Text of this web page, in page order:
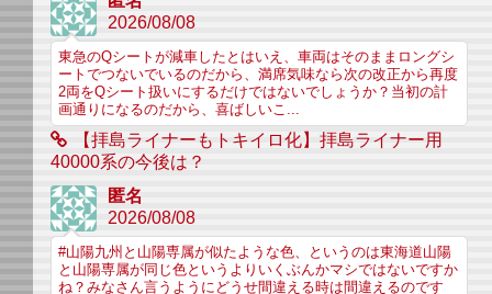
2026/08/08
東急のQシートが減車したとはいえ、車両はそのままロングシ
ートでつないでいるのだから、満席気味なら次の改正から再度
2両をQシート扱いにするだけではないでしょうか？当初の計
画通りになるのだから、喜ばしいこ...
【拝島ライナーもトキイロ化】拝島ライナー用
40000系の今後は？
匿名
2026/08/08
#山陽九州と山陽専属が似たような色、というのは東海道山陽
と山陽専属が同じ色というよりいくぶんかマシではないですか
ね？みなさん言うようにどうせ間違える時は間違えるのです